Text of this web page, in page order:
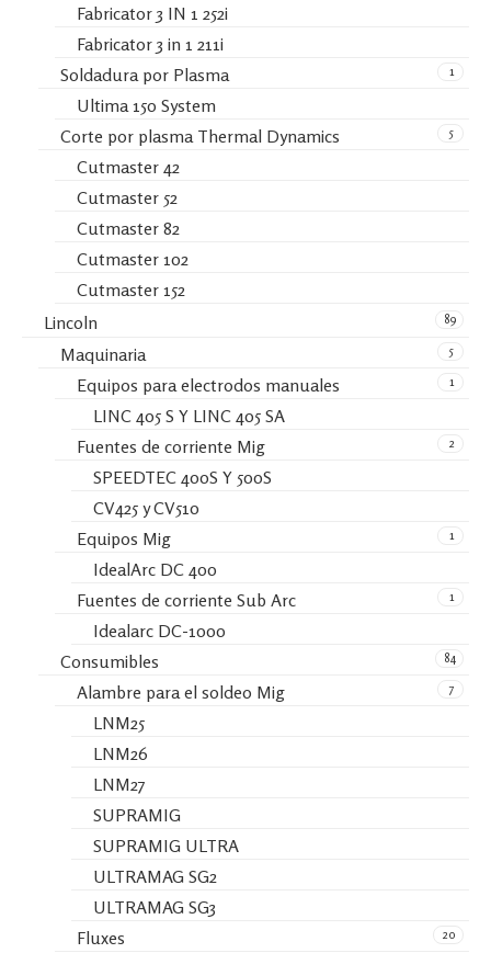
Fabricator 3 IN 1 252i
Fabricator 3 in 1 211i
1
Soldadura por Plasma
Ultima 150 System
5
Corte por plasma Thermal Dynamics
Cutmaster 42
Cutmaster 52
Cutmaster 82
Cutmaster 102
Cutmaster 152
89
Lincoln
5
Maquinaria
1
Equipos para electrodos manuales
LINC 405 S Y LINC 405 SA
2
Fuentes de corriente Mig
SPEEDTEC 400S Y 500S
CV425 y CV510
1
Equipos Mig
IdealArc DC 400
1
Fuentes de corriente Sub Arc
Idealarc DC-1000
84
Consumibles
7
Alambre para el soldeo Mig
LNM25
LNM26
LNM27
SUPRAMIG
SUPRAMIG ULTRA
ULTRAMAG SG2
ULTRAMAG SG3
20
Fluxes